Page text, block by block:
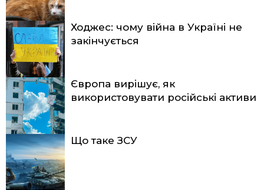
Ходжес: чому війна в Україні не
закінчується
Європа вирішує, як
використовувати російські активи
Що таке ЗСУ